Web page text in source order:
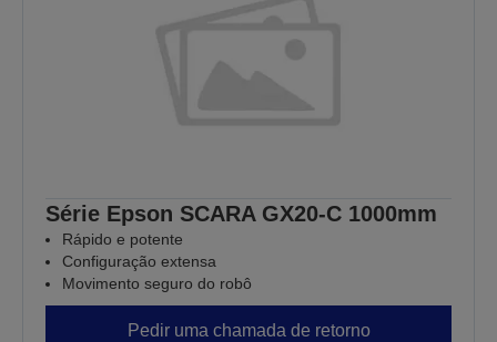
Série Epson SCARA GX20-C 1000mm
Rápido e potente
Configuração extensa
Movimento seguro do robô
Pedir uma chamada de retorno